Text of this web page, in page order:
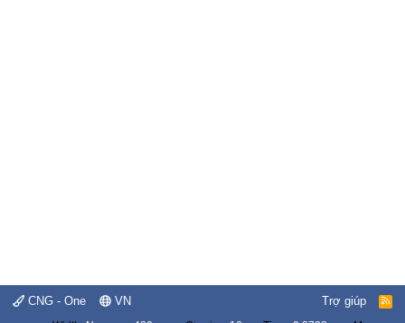
CNG - One VN Trợ giúp
R